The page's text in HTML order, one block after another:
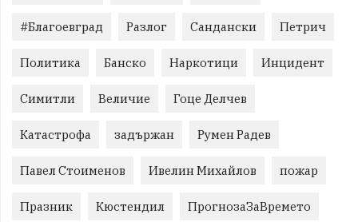
#Благоевград Разлог Сандански Петрич
Политика Банско Наркотици Инцидент
Симитли Величие Гоце Делчев
Катастрофа задържан Румен Радев
Павел Стоименов Ивелин Михайлов пожар
Празник Кюстендил ПрогнозаЗаВремето